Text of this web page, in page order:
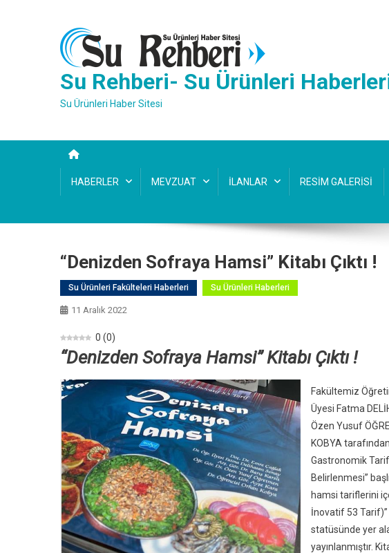
Su Rehberi- Su Ürünleri
Su Ürünleri Haber Sitesi
HABERLER MEVZUAT İLANLAR RESİM GALERİSİ
“Denizden Sofraya Hamsi” Kitabı Çıktı !
Su Ürünleri Fakülteleri Haberleri Su Ürünleri Haberleri
11 Aralık 2022
0 (0)
“Denizden Sofraya Hamsi” Kitabı Çıktı !
Fakültemiz
Üyesi Fatma
Özen Yusuf
KOBYA
Gastronomik
Belirlenmesi”
hamsi tariflerini
İnovatif 53 Tarif)”
statüsünde yer
yayınlanmıştır.